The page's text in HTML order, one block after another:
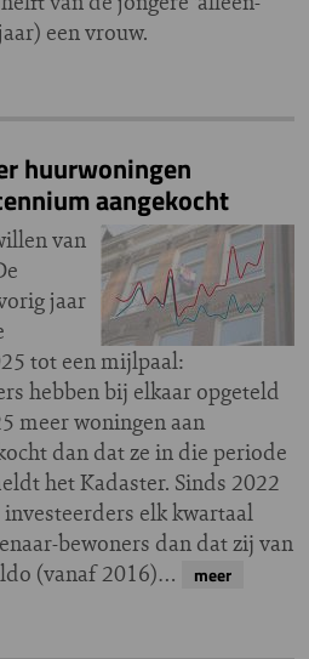
een vrouw.
huurwoningen
aangekocht
van
jaar
tot een mijlpaal:
hebben bij elkaar opgeteld
meer woningen aan
dan dat ze in die periode
het Kadaster. Sinds 2022
elk kwartaal
bewoners dan dat zij van
(vanaf 2016)…
meer